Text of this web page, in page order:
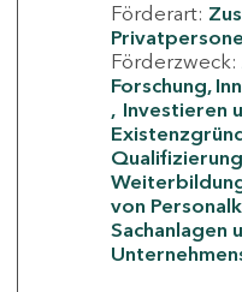
Förderart:
Förderzweck:
Forschung,
Investieren
von
Sachanlagen